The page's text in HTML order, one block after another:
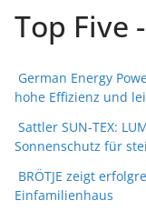
Top Five
German Energy
hohe Effizienz und
Sattler SUN-TEX:
Sonnenschutz für
BRÖTJE zeigt
Einfamilienhaus